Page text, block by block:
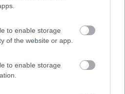
to enable storage
of the website or app.
to enable storage
0
a destra, in ampio